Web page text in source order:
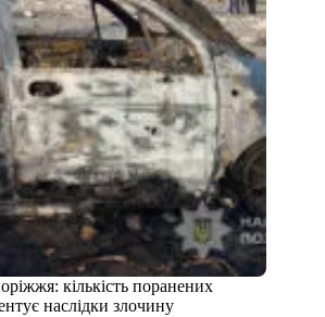
кількість поранених
наслідки злочину